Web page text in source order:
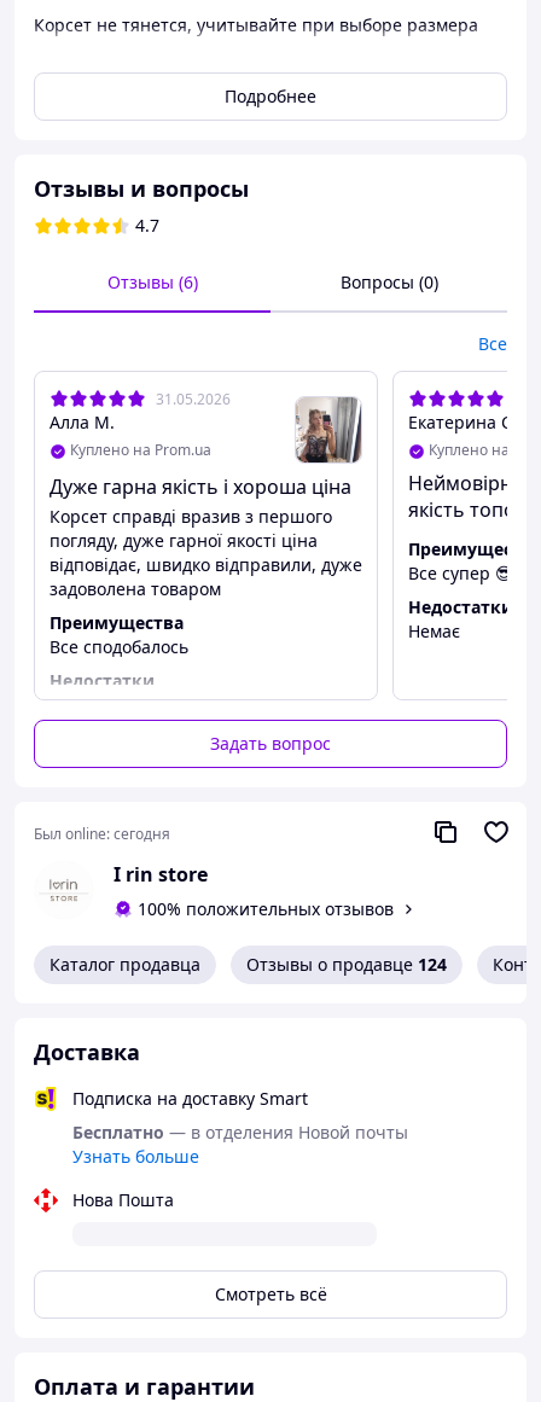
Корсет не тянется, учитывайте при выборе размера
34в( xs-s): грудь 80-85 см, под грудью 68-73 см
40с (m-l): грудь 95-100 см, под грудью 83-88 см
https://www.instagram.com/i.rin.store/(жми на ссылку)
Подробнее
Отзывы и вопросы
4.7
Отзывы (6) Вопросы (0)
Все
31.05.2026
Алла М.
Куплено на Prom.ua
Дуже гарна якість і хороша ціна
Корсет справді вразив з першого
погляду, дуже гарної якості ціна
відповідає, швидко відправили, дуже
задоволена товаром
Преимущества
Все сподобалось
Недостатки
Немає
Екатерина С.
Куплено на
Неймовірно
якість топова
Преимущества
Все супер 😎
Недостатки
Немає
Задать вопрос
Был online:сегодня
I rin store
100% положительных отзывов
Каталог продавца Отзывы о продавце 124
Доставка
Подписка на доставку Smart
Бесплатно — в отделения Новой почты
Узнать больше
Нова Пошта
Смотреть всё
Оплата и гарантии